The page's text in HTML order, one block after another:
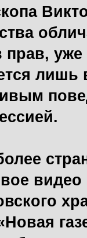
прав,
лишь